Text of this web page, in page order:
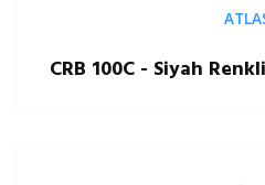
CRB 100C - Siyah